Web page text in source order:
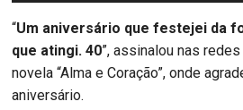
“Um aniversário que festejei da
que atingi. 40”, assinalou nas
novela “Alma e Coração”, onde
aniversário.